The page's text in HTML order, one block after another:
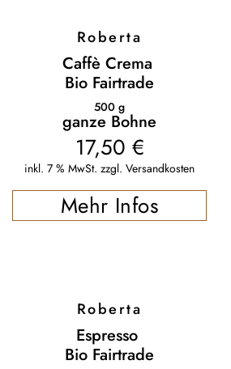
Roberta
Caffè Crema
Bio Fairtrade
500 g
ganze Bohne
17,50 €
inkl. 7 % MwSt. zzgl. Versandkosten
Mehr Infos
Roberta
Espresso
Bio Fairtrade